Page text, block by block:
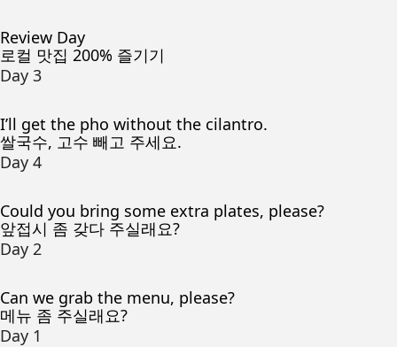
Review Day
로컬 맛집 200% 즐기기
Day 3
I’ll get the pho without the cilantro.
쌀국수, 고수 빼고 주세요.
Day 4
Could you bring some extra plates, please?
앞접시 좀 갖다 주실래요?
Day 2
Can we grab the menu, please?
메뉴 좀 주실래요?
Day 1